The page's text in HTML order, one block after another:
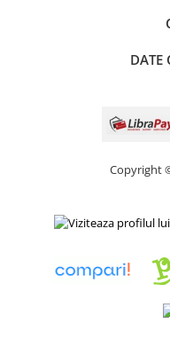
DATE
Copyright